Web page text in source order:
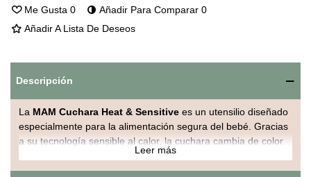
Me Gusta 0 Añadir Para Comparar 0
Añadir A Lista De Deseos
Descripción
La MAM Cuchara Heat & Sensitive es un utensilio diseñado
especialmente para la alimentación segura del bebé. Gracias
a su tecnología sensible al calor, la cuchara cambia de color
si la comida está demasiado caliente, alertando a los padres
para evitar quemaduras o molestias.
Leer más